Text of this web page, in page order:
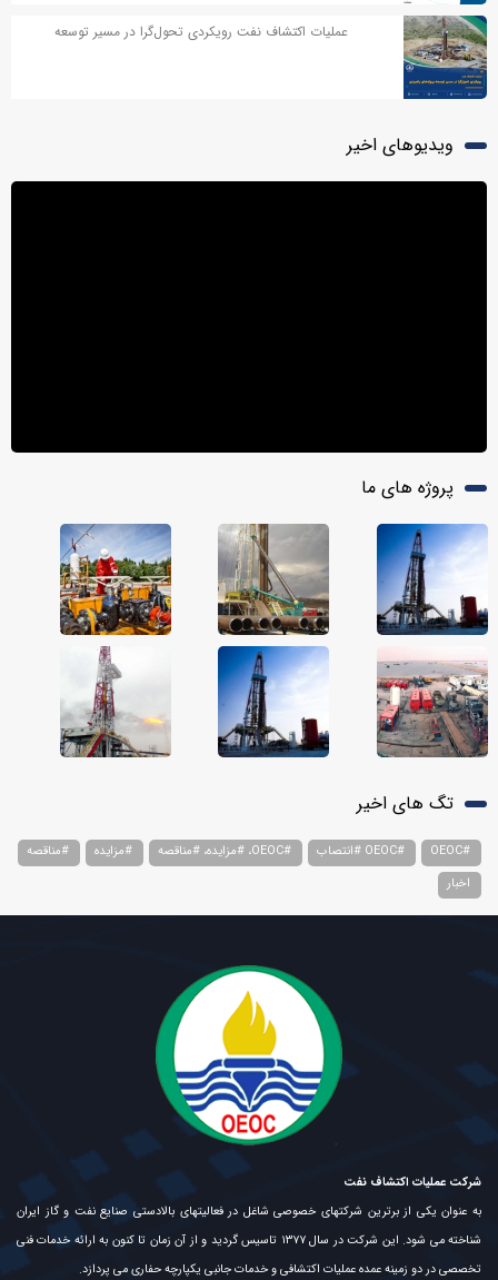
عملیات اکتشاف نفت رویکردی تحول‌گرا در مسیر توسعه
ویدیوهای اخیر
پروژه های ما
تگ های اخیر
#OEOC #OEOC #انتصاب #OEOC، #مزایده، #مناقصه #مزایده
#مناقصه
اخبار
شرکت عملیات اکتشاف نفت
به عنوان یکی از برترین شرکتهای خصوصی شاغل در فعالیتهای بالادستی صنایع نفت و گاز ایران
شناخته می شود. این شرکت در سال ۱۳۷۷ تاسیس گردید و از آن زمان تا کنون به ارائه خدمات فنی
تخصصی در دو زمینه عمده عملیات اکتشافی و خدمات جانبی یکپارچه حفاری می پردازد.